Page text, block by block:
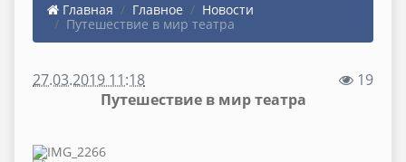
Главная Главное
Новости
Путешествие в мир театра
27.03.2019 11:18
19
Путешествие в мир театра